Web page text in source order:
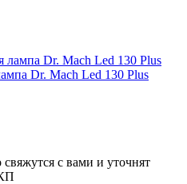
Dr. Mach Led 130 Plus
с вами и уточнят